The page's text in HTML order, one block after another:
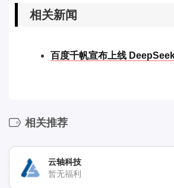
相关新闻
百度千帆宣布上线
相关推荐
云轴科技
暂无福利